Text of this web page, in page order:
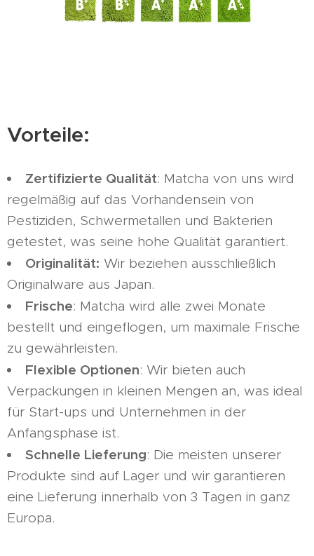
Vorteile:
Zertifizierte Qualität: Matcha von uns wird
regelmäßig auf das Vorhandensein von
Pestiziden, Schwermetallen und Bakterien
getestet, was seine hohe Qualität garantiert.
Originalität: Wir beziehen ausschließlich
Originalware aus Japan.
Frische: Matcha wird alle zwei Monate
bestellt und eingeflogen, um maximale Frische
zu gewährleisten.
Flexible Optionen: Wir bieten auch
Verpackungen in kleinen Mengen an, was ideal
für Start-ups und Unternehmen in der
Anfangsphase ist.
Schnelle Lieferung: Die meisten unserer
Produkte sind auf Lager und wir garantieren
eine Lieferung innerhalb von 3 Tagen in ganz
Europa.